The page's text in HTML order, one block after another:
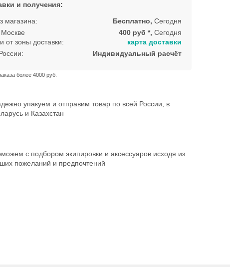
и получения:
магазина: Бесплатно, Сегодня
от зоны доставки:
400 руб *, Сегодня
более 4000 руб.
карта доставки
Индивидуальный расчёт
упакуем и отправим товар по всей России, в
и Казахстан
с подбором экипировки и аксессуаров исходя из
пожеланий и предпочтений